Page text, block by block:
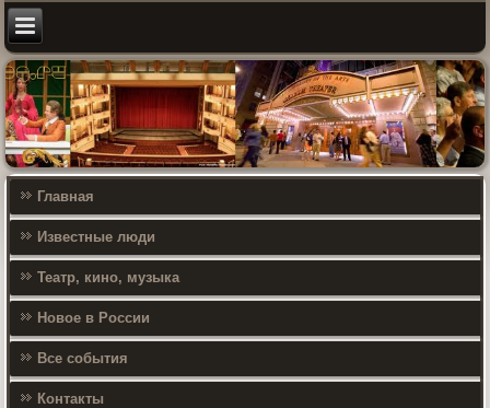
Главная
Известные люди
Театр, кино, музыка
Новое в России
Все события
Контакты